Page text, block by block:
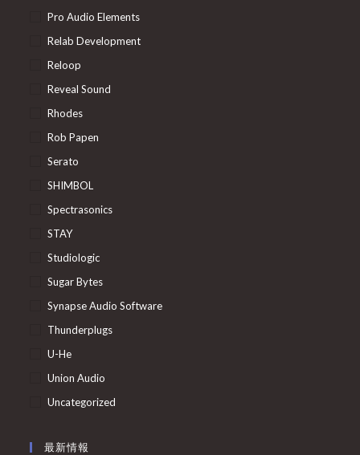
Pro Audio Elements
Relab Development
Reloop
Reveal Sound
Rhodes
Rob Papen
Serato
SHIMBOL
Spectrasonics
STAY
Studiologic
Sugar Bytes
Synapse Audio Software
Thunderplugs
U-He
Union Audio
Uncategorized
最新情報